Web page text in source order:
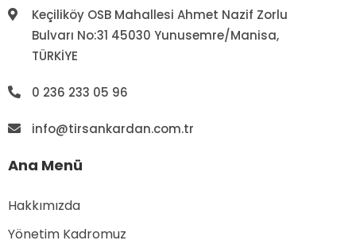
Keçiliköy OSB Mahallesi Ahmet Nazif Zorlu
Bulvarı No:31 45030 Yunusemre/Manisa,
TÜRKİYE
0 236 233 05 96
info@tirsankardan.com.tr
Ana Menü
Hakkımızda
Yönetim Kadromuz